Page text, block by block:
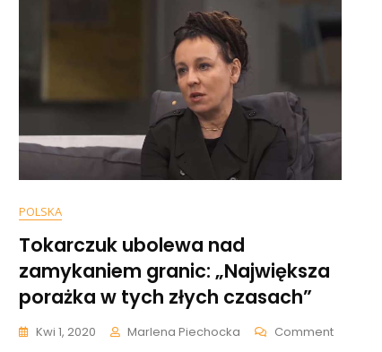
POLSKA
Tokarczuk ubolewa nad
zamykaniem granic: „Największa
porażka w tych złych czasach”
Kwi 1, 2020 Marlena Piechocka CommentOn